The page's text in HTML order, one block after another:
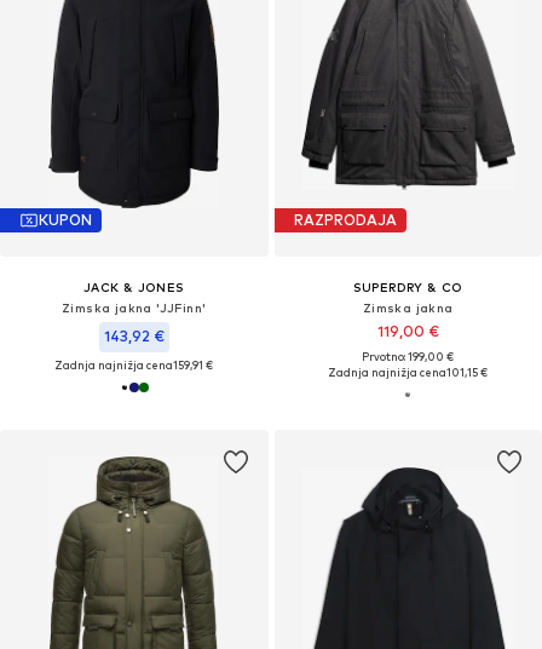
KUPON
JACK & JONES
Zimska jakna 'JJFinn'
143,92 €
Zadnja najnižja cena159,91 €
RAZPRODAJA
SUPERDRY & CO
Zimska jakna
119,00 €
Prvotno: 199,00 €
Zadnja najnižja cena101,15 €